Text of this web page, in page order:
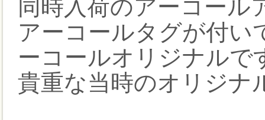
同時入荷のアーコール
アーコールタグが付い
ーコールオリジナルで
貴重な当時のオリジナ